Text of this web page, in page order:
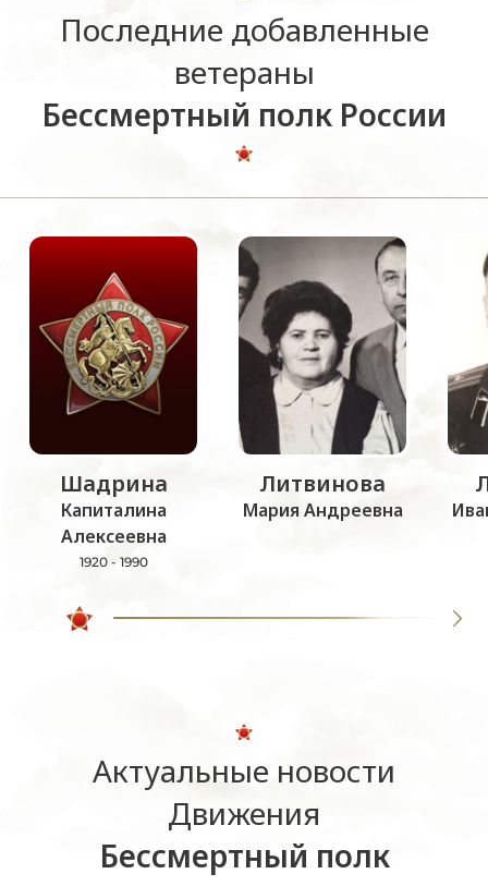
Последние добавленные
ветераны
Бессмертный полк России
Шадрина
Капиталина
Алексеевна
1920 - 1990
Литвинова
Мария Андреевна
Актуальные новости
Движения
Бессмертный полк